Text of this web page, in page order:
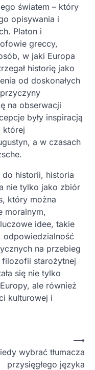
światem – który
opisywania i
Platon i
greccy,
w jaki Europa
historię jako
od doskonałych
na obserwacji
były inspiracją
której
a w czasach
historii, historia
nie tylko jako zbiór
który można
moralnym,
idee, takie
odpowiedzialność
na przebieg
starożytnej
się nie tylko
ale również
kulturowej i
wybrać tłumacza
przysięgłego języka
⟶